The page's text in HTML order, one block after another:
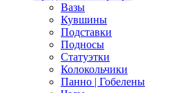
Вазы
Кувшины
Подставки
Подносы
Статуэтки
Колокольчики
Панно | Гобелены